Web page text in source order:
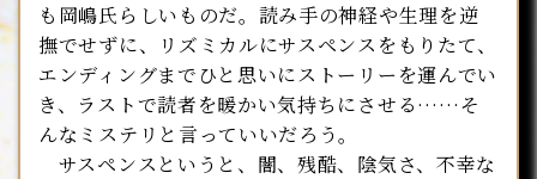
も岡嶋氏らしいものだ。読み手の神経や生理を逆
撫でせずに、リズミカルにサスペンスをもりたて、
エンディングまでひと思いにストーリーを運んでい
き、ラストで読者を暖かい気持ちにさせる……そ
んなミステリと言っていいだろう。
サスペンスというと、闇、残酷、陰気さ、不幸な